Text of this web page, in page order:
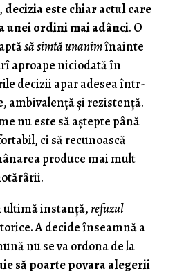
decizia este chiar actul care
unei ordini mai adânci. O
să simtă unanimînainte
aproape niciodată în
decizii apar adesea într-
ambivalență și rezistență.
nu este să aștepte până
ci să recunoască
produce mai mult
instanță,refuzul
A decide înseamnă a
nu se va ordona de la
să poarte povara alegerii